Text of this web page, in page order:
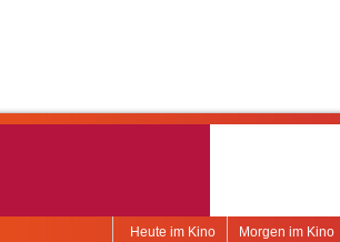
Morgen im Kino
Heute im Kino